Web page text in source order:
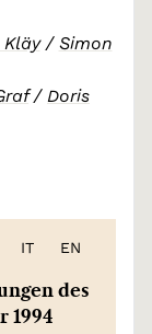
/ Simon
/ Doris
IT EN
des
1994